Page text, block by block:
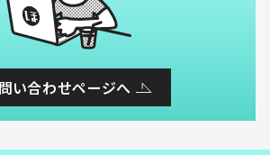
い合わせページへ